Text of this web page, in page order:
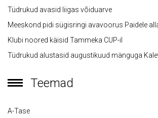
Tüdrukud avasid liigas võiduarve
Meeskond pidi sügisringi avavoorus Paidele
Klubi noored käisid Tammeka CUP-il
Tüdrukud alustasid augustikuud mänguga
Teemad
A-Tase